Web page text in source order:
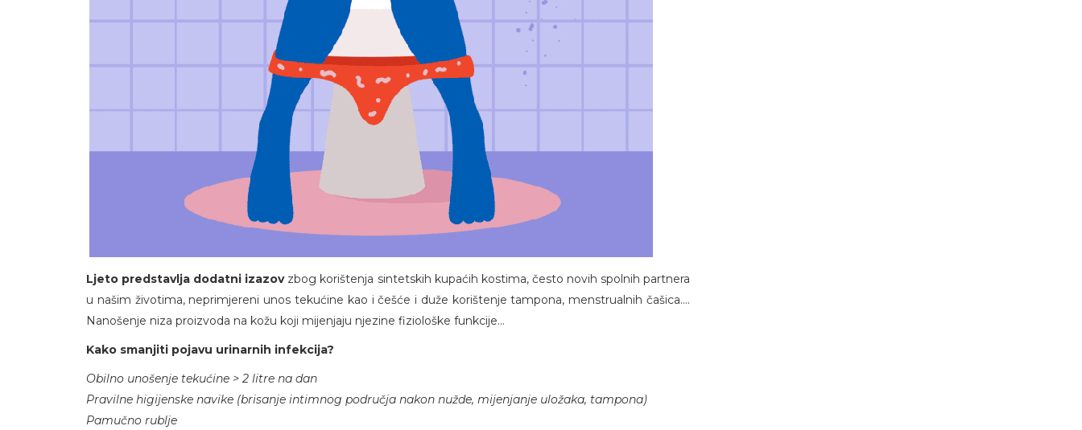
Ljeto predstavlja dodatni izazovzbog korištenja sintetskih kupaćih kostima, često novih spolnih partnera
u našim životima, neprimjereni unos tekućine kao i češće i duže korištenje tampona, menstrualnih čašica....
Nanošenje niza proizvoda na kožu koji mijenjaju njezine fiziološke funkcije...
Kako smanjiti pojavu urinarnih infekcija?
Obilno unošenje tekućine > 2 litre na dan
Pravilne higijenske navike (brisanje intimnog područja nakon nužde, mijenjanje uložaka, tampona)
Pamučno rublje